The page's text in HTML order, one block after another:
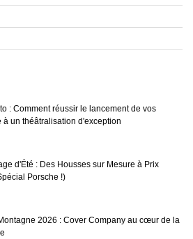
: Comment réussir le lancement de vos
à un théâtralisation d'exception
d'Été : Des Housses sur Mesure à Prix
Porsche !)
2026 : Cover Company au cœur de la